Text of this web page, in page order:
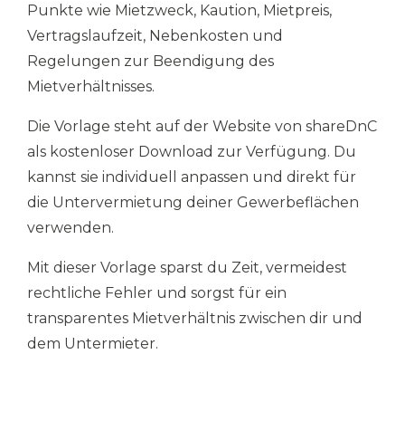
Punkte wie Mietzweck, Kaution, Mietpreis,
Vertragslaufzeit, Nebenkosten und
Regelungen zur Beendigung des
Mietverhältnisses.
Die Vorlage steht auf der Website von shareDnC
als kostenloser Download zur Verfügung. Du
kannst sie individuell anpassen und direkt für
die Untervermietung deiner Gewerbeflächen
verwenden.
Mit dieser Vorlage sparst du Zeit, vermeidest
rechtliche Fehler und sorgst für ein
transparentes Mietverhältnis zwischen dir und
dem Untermieter.